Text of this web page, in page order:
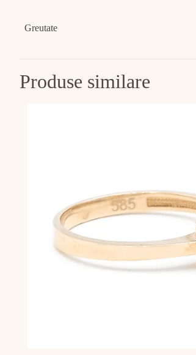
Greutate
Produse similare